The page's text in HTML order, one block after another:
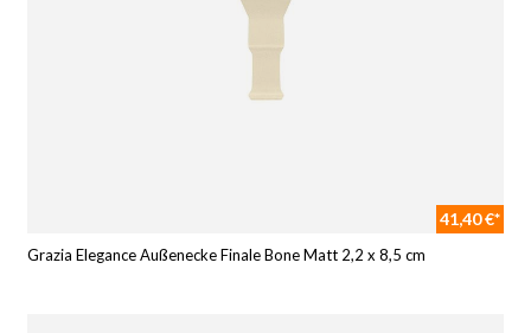
41,40 €*
Grazia Elegance Außenecke Finale Bone Matt 2,2 x 8,5 cm